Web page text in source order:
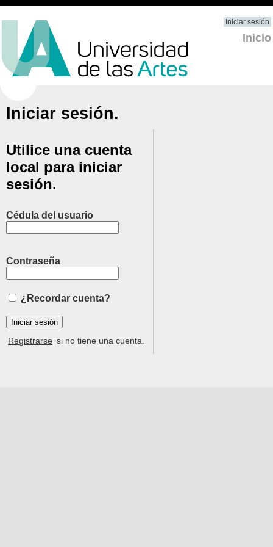
Iniciar sesión
Inicio
Iniciar sesión.
Utilice una cuenta
local para iniciar
sesión.
Cédula del usuario
Contraseña
¿Recordar cuenta?
Registrarse si no tiene una cuenta.